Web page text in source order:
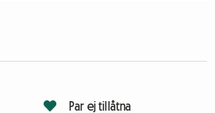
Par ej tillåtna